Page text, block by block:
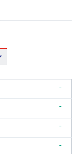
-
-
-
-